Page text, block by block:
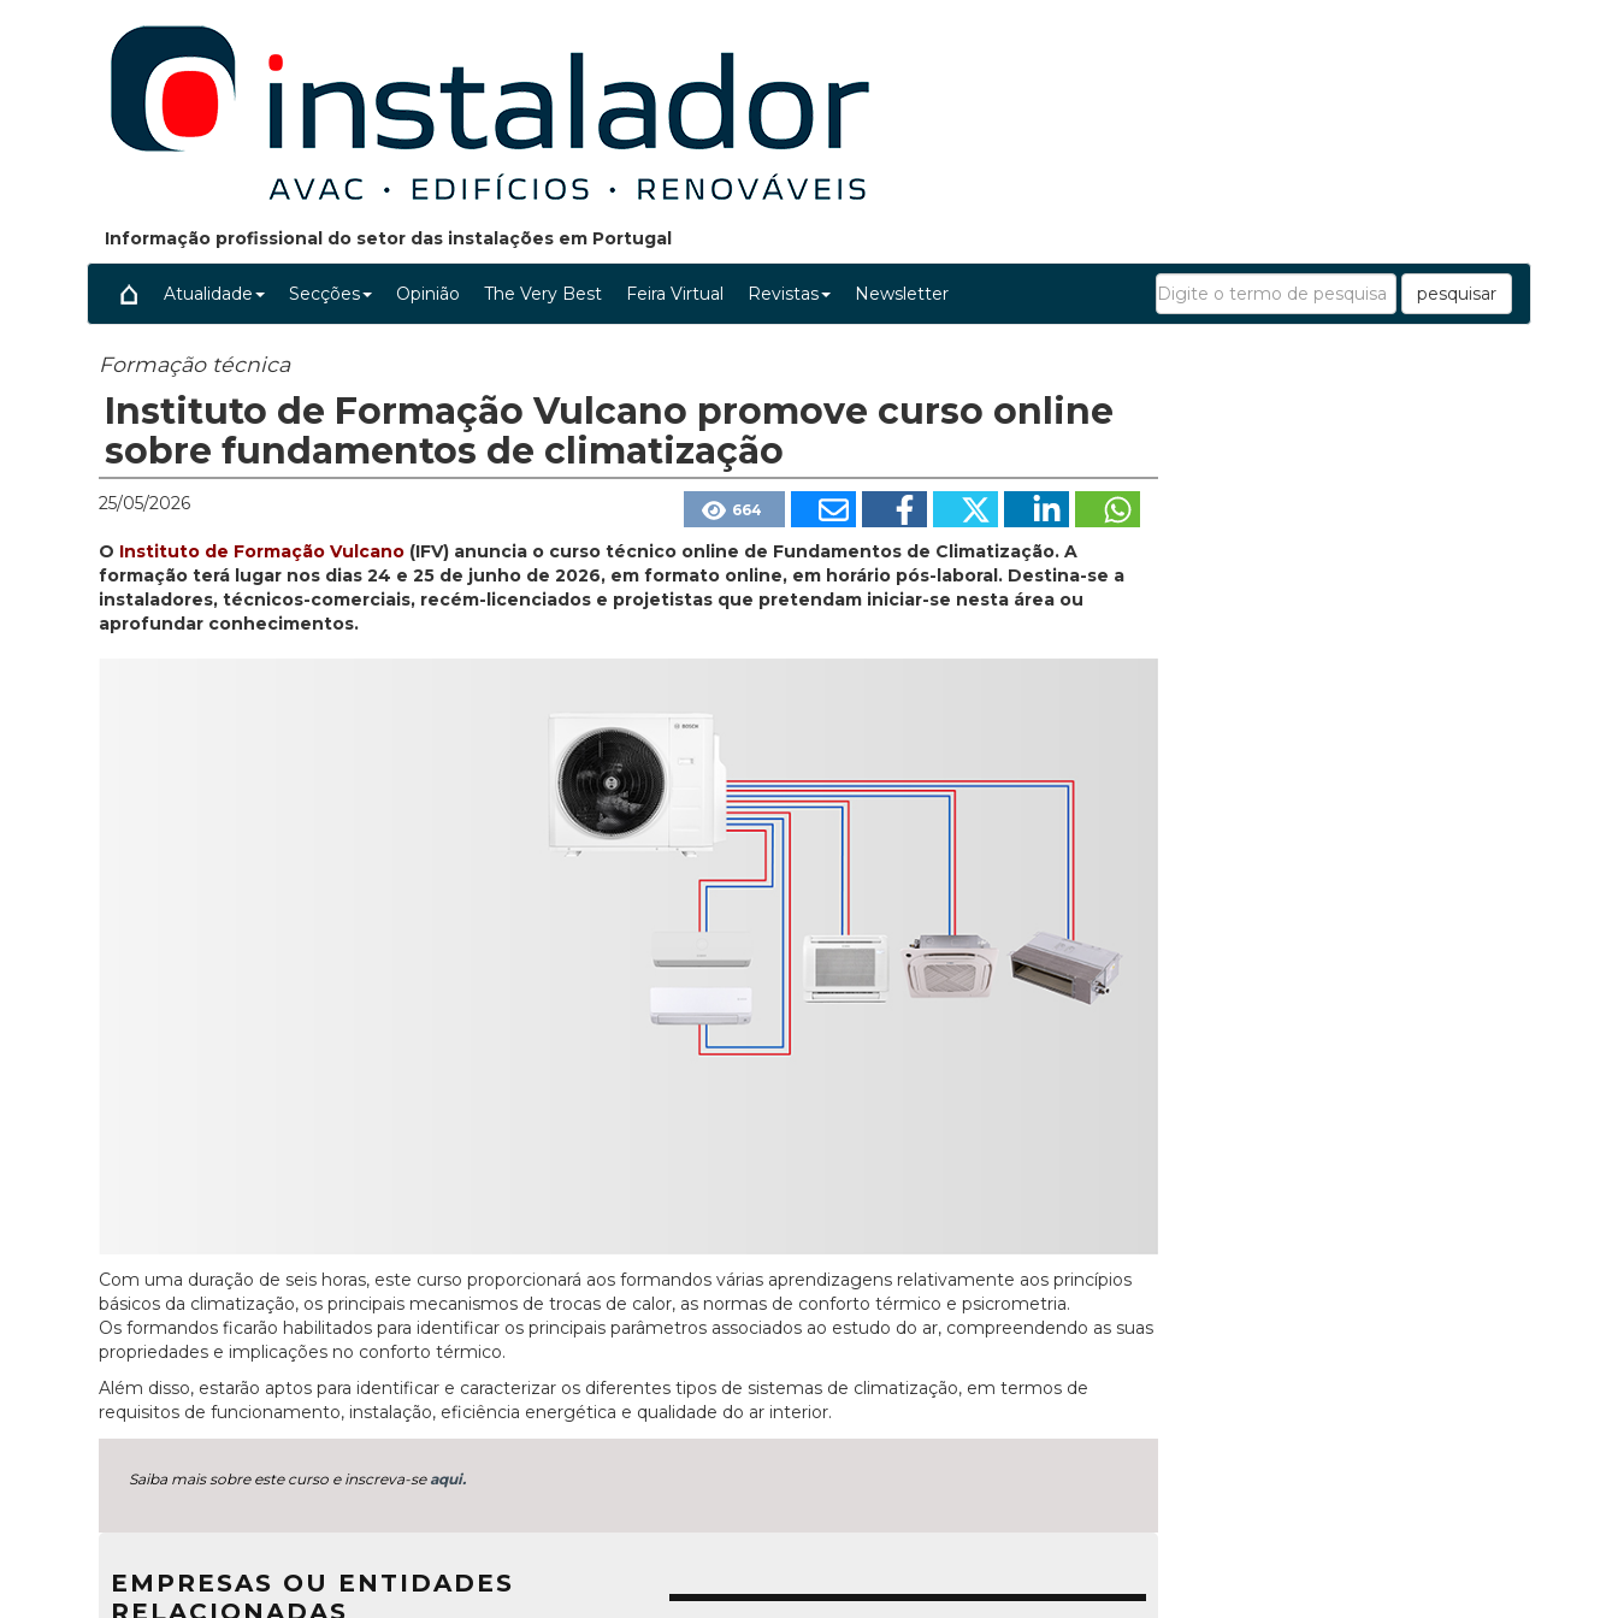
Informação profissional do setor das instalações em Portugal
Atualidade Secções Opinião The Very Best Feira Virtual Revistas Newsletter pesquisar
Formação técnica
Instituto de Formação Vulcano promove curso online
sobre fundamentos de climatização
25/05/2026 664
O Instituto de Formação Vulcano (IFV) anuncia o curso técnico online de Fundamentos de Climatização. A
formação terá lugar nos dias 24 e 25 de junho de 2026, em formato online, em horário pós-laboral. Destina-se a
instaladores, técnicos-comerciais, recém-licenciados e projetistas que pretendam iniciar-se nesta área ou
aprofundar conhecimentos.
Com uma duração de seis horas, este curso proporcionará aos formandos várias aprendizagens relativamente aos princípios
básicos da climatização, os principais mecanismos de trocas de calor, as normas de conforto térmico e psicrometria.
Os formandos ficarão habilitados para identificar os principais parâmetros associados ao estudo do ar, compreendendo as suas
propriedades e implicações no conforto térmico.
Além disso, estarão aptos para identificar e caracterizar os diferentes tipos de sistemas de climatização, em termos de
requisitos de funcionamento, instalação, eficiência energética e qualidade do ar interior.
Saiba mais sobre este curso e inscreva-se aqui.
EMPRESAS OU ENTIDADES
RELACIONADAS